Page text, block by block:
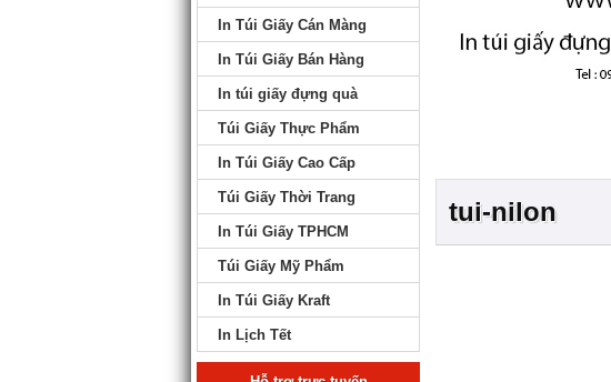
tui-nilon
In Túi Giấy Cán Màng
In Túi Giấy Bán Hàng
In túi giấy đựng quà
Túi Giấy Thực Phẩm
In Túi Giấy Cao Cấp
Túi Giấy Thời Trang
In Túi Giấy TPHCM
Túi Giấy Mỹ Phẩm
In Túi Giấy Kraft
In Lịch Tết